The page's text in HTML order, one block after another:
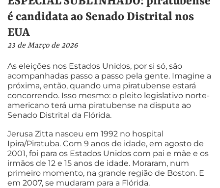
é candidata ao Senado Distrital nos
EUA
23 de Março de 2026
As eleições nos Estados Unidos, por si só, são
acompanhadas passo a passo pela gente. Imagine a
próxima, então, quando uma piratubense estará
concorrendo. Isso mesmo: o pleito legislativo norte-
americano terá uma piratubense na disputa ao
Senado Distrital da Flórida.
Jerusa Zitta nasceu em 1992 no hospital
Ipira/Piratuba. Com 9 anos de idade, em agosto de
2001, foi para os Estados Unidos com pai e mãe e os
irmãos de 12 e 15 anos de idade. Moraram, num
primeiro momento, na grande região de Boston. E
em 2007, se mudaram para a Flórida.